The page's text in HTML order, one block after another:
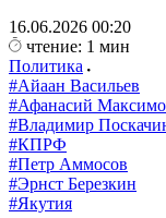
16.06.2026 00:20
чтение: 1 мин
Политика
#Айаан Васильев
#Афанасий
#Владимир
#КПРФ
#Петр Аммосов
#Эрнст Березкин
#Якутия